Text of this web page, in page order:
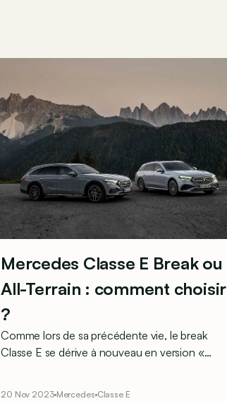
Mercedes Classe E Break ou
All-Terrain : comment choisir
?
Comme lors de sa précédente vie, le break
Classe E se dérive à nouveau en version «
20 Nov 2023 Mercedes Classe E